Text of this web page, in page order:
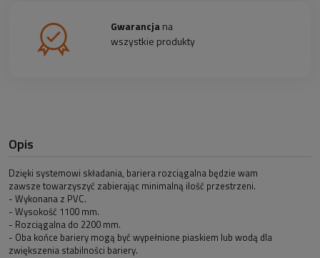
Gwarancjana
wszystkie produkty
Opis
Dzięki systemowi składania, bariera rozciągalna będzie wam
zawsze towarzyszyć zabierając minimalną ilość przestrzeni.
- Wykonana z PVC.
- Wysokość 1100 mm.
- Rozciągalna do 2200 mm.
- Oba końce bariery mogą być wypełnione piaskiem lub wodą dla
zwiększenia stabilności bariery.